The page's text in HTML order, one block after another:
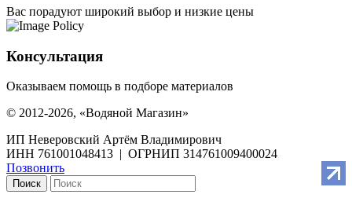
Вас порадуют широкий выбор и низкие цены
Консультация
Оказываем помощь в подборе материалов
© 2012-2026, «Водяной Магазин»
ИП Неверовский Артём Владимирович
ИНН 761001048413 | ОГРНИП 314761009400024
Позвонить
Поиск